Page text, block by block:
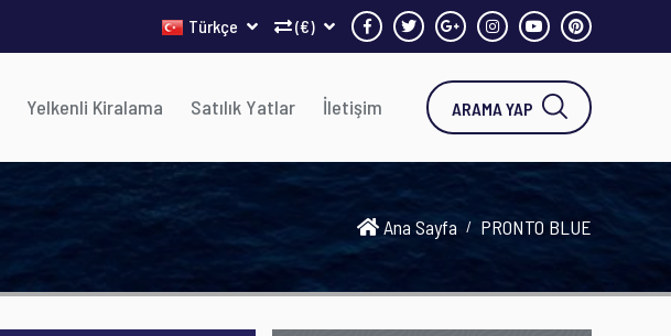
(€)
Türkçe
Yelkenli Kiralama Satılık Yatlar İletişim ARAMA YAP
Ana Sayfa PRONTO BLUE